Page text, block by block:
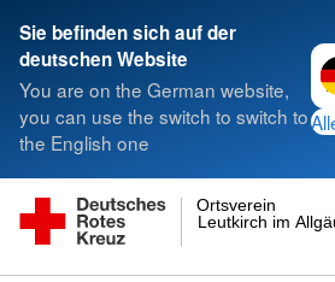
Sie befinden sich auf der
deutschen Website
You are on the German website,
you can use the switch to switch to
the English one
Leutkirch im
Ortsverein